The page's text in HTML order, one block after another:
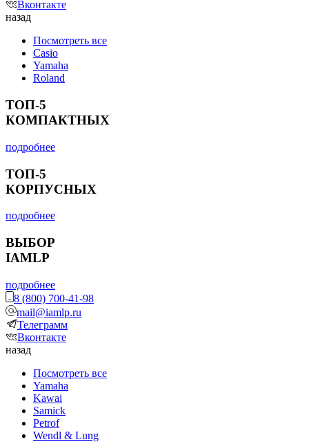
Вконтакте
назад
Посмотреть все
Casio
Yamaha
Roland
ТОП-5
КОМПАКТНЫХ
подробнее
ТОП-5
КОРПУСНЫХ
подробнее
ВЫБОР
IAMLP
подробнее
8 (800) 700-41-98
mail@iamlp.ru
Телеграмм
Вконтакте
назад
Посмотреть все
Yamaha
Kawai
Samick
Petrof
Wendl & Lung